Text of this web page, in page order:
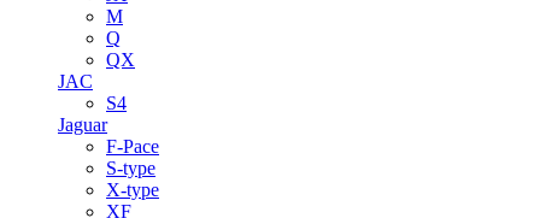
M
Q
QX
JAC
S4
Jaguar
F-Pace
S-type
X-type
XF